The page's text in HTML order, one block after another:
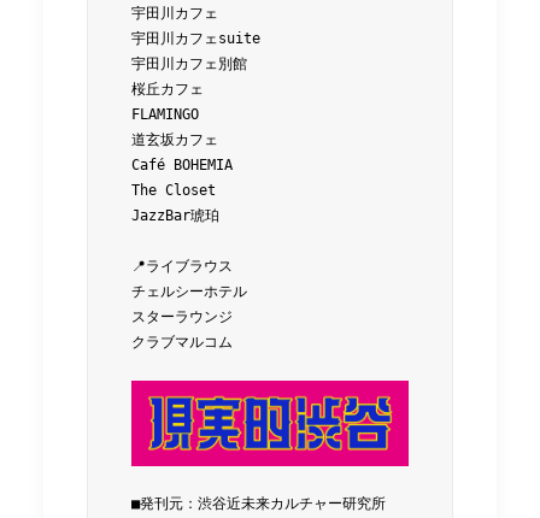
宇田川カフェ
宇田川カフェsuite
宇田川カフェ別館
桜丘カフェ
FLAMINGO
道玄坂カフェ
Café BOHEMIA
The Closet
JazzBar琥珀
📍ライブラウス
チェルシーホテル
スターラウンジ
クラブマルコム
■発刊元：渋谷近未来カルチャー研究所